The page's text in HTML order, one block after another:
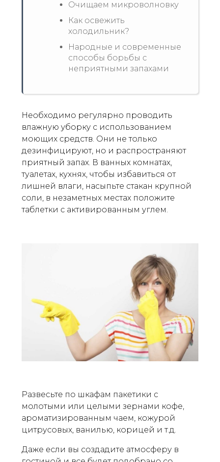
Очищаем микроволновку
Как освежить
холодильник?
Народные и современные
способы борьбы с
неприятными запахами
Необходимо регулярно проводить
влажную уборку с использованием
моющих средств. Они не только
дезинфицируют, но и распространяют
приятный запах. В ванных комнатах,
туалетах, кухнях, чтобы избавиться от
лишней влаги, насыпьте стакан крупной
соли, в незаметных местах положите
таблетки с активированным углем.
Развесьте по шкафам пакетики с
молотыми или целыми зернами кофе,
ароматизированным чаем, кожурой
цитрусовых, ванилью, корицей и т.д.
Даже если вы создадите атмосферу в